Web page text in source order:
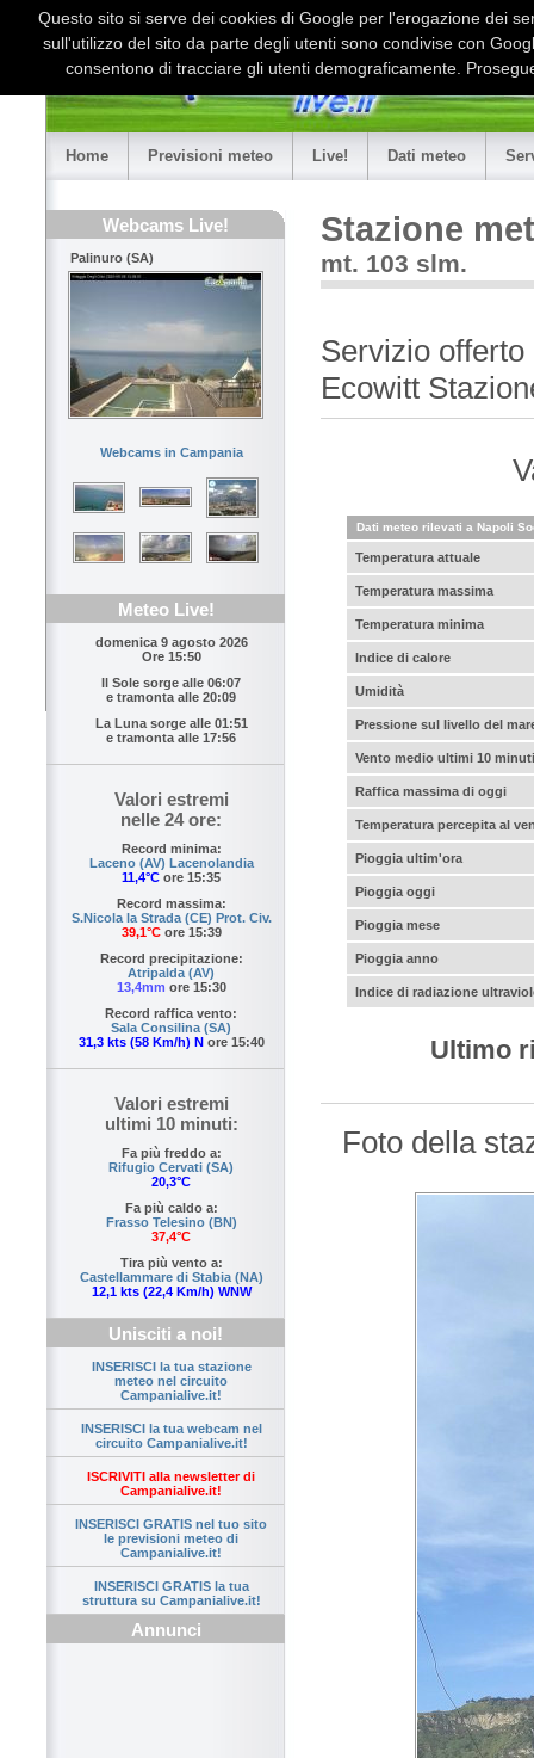
Home Previsioni meteo Live! Dati meteo
Webcams Live!
Palinuro (SA)
Webcams in Campania
Meteo Live!
domenica 9 agosto 2026
Ore 15:50
Il Sole sorge alle 06:07
e tramonta alle 20:09
La Luna sorge alle 01:51
e tramonta alle 17:56
Valori estremi
nelle 24 ore:
Record minima:
Laceno (AV) Lacenolandia
11,4°C ore 15:35
Record massima:
S.Nicola la Strada (CE) Prot. Civ.
39,1°Core 15:39
Record precipitazione:
Atripalda (AV)
13,4mm ore 15:30
Record raffica vento:
Sala Consilina (SA)
31,3 kts (58 Km/h) N ore 15:40
Valori estremi
ultimi 10 minuti:
Fa più freddo a:
Rifugio Cervati (SA)
20,3°C
Fa più caldo a:
Frasso Telesino (BN)
37,4°C
Tira più vento a:
Castellammare di Stabia (NA)
12,1 kts (22,4 Km/h) WNW
Unisciti a noi!
INSERISCI la tua stazione
meteo nel circuito
Campanialive.it!
INSERISCI la tua webcam nel
circuito Campanialive.it!
ISCRIVITI alla newsletter di
Campanialive.it!
INSERISCI GRATIS nel tuo sito
le previsioni meteo di
Campanialive.it!
INSERISCI GRATIS la tua
struttura su Campanialive.it!
Annunci
Stazione
mt. 103 slm.
Servizio
Ecowitt
Dati meteo rilevati a Napoli
Temperatura attuale
Temperatura massima
Temperatura minima
Indice di calore
Umidità
Pressione sul livello del
Vento medio ultimi 10 minuti
Raffica massima di oggi
Temperatura percepita al
Pioggia ultim'ora
Pioggia oggi
Pioggia mese
Pioggia anno
Indice di radiazione
Ultimo
Foto della
Questo sito si serve dei cookies di Google per l'erogazione dei
sull'utilizzo del sito da parte degli utenti sono condivise con
consentono di tracciare gli utenti demograficamente.